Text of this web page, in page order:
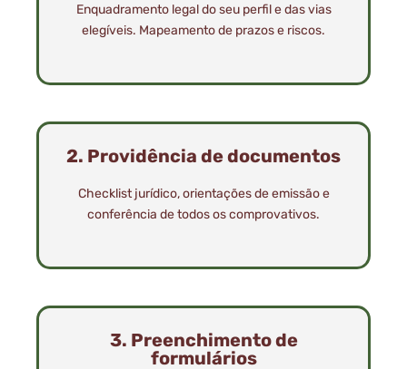
Enquadramento legal do seu perfil e das vias
elegíveis. Mapeamento de prazos e riscos.
2. Providência de documentos
Checklist jurídico, orientações de emissão e
conferência de todos os comprovativos.
3. Preenchimento de
formulários